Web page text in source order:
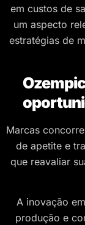
em custos de
um aspecto
estratégias de
Marcas
de apetite e
que reavaliar
A inovação
produção e